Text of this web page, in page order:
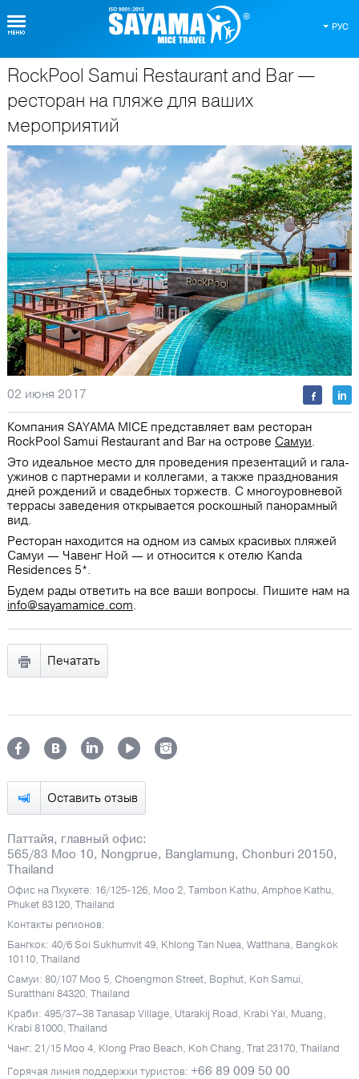
РУС
О Таиланде
Оставить отзыв
Паттайя, главный офис:
565/83 Moo 10, Nongprue, Banglamung, Chonburi 20150,
Thailand
Офис на Пхукете: 16/125-126, Moo 2, Tambon Kathu, Amphoe Kathu,
Phuket 83120, Thailand
Контакты регионов:
Бангкок: 40/6 Soi Sukhumvit 49, Khlong Tan Nuea, Watthana, Bangkok
10110, Thailand
Самуи: 80/107 Moo 5, Choengmon Street, Bophut, Koh Samui,
Suratthani 84320, Thailand
Краби: 495/37–38 Tanasap Village, Utarakij Road, Krabi Yai, Muang,
Krabi 81000, Thailand
Чанг: 21/15 Moo 4, Klong Prao Beach, Koh Chang, Trat 23170, Thailand
Горячая линия поддержки туристов: +66 89 009 50 00
RockPool Samui Restaurant and Bar —
ресторан на пляже для ваших
мероприятий
02 июня 2017
Компания SAYAMA MICE представляет вам ресторан
RockPool Samui Restaurant and Bar на острове Самуи.
Это идеальное место для проведения презентаций и гала-
ужинов с партнерами и коллегами, а также празднования
дней рождений и свадебных торжеств. С многоуровневой
террасы заведения открывается роскошный панорамный
вид.
Ресторан находится на одном из самых красивых пляжей
Самуи — Чавенг Ной ― и относится к отелю Kanda
Residences 5*.
Будем рады ответить на все ваши вопросы. Пишите нам на
info@sayamamice.com.
Печатать